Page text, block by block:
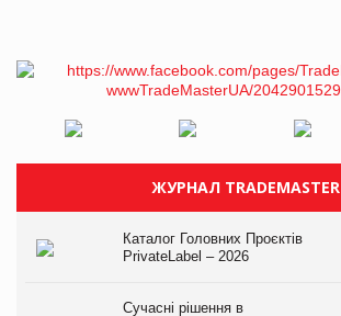
ЖУРНАЛ TRADEMASTER
Каталог Головних Проєктів
PrivateLabel – 2026
Сучасні рішення в